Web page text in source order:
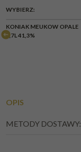
WYBIERZ:
KONIAK MEUKOW OPALE
0,7L 41,3%
OPIS
METODY DOSTAWY: